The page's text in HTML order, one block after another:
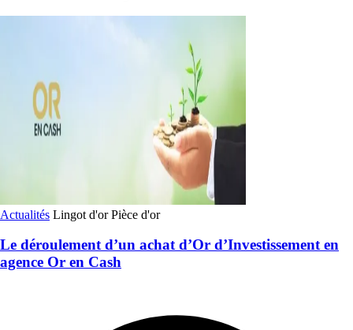
Actualités Lingot d'or Pièce d'or
Le déroulement d’un achat d’Or d’Investissement en
agence Or en Cash